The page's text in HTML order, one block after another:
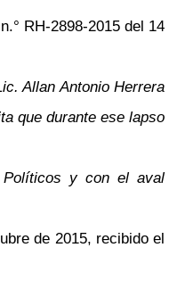
RH-2898-2015 del 14
Allan Antonio Herrera
que durante ese lapso
Políticos y con el aval
de 2015, recibido el